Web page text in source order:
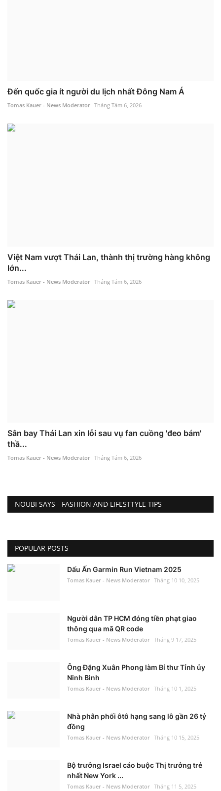
Đến quốc gia ít người du lịch nhất Đông Nam Á
Tomas Kauer - News Moderator Tháng Tám 6, 2026
Việt Nam vượt Thái Lan, thành thị trường hàng không
lớn...
Tomas Kauer - News Moderator Tháng Tám 6, 2026
Sân bay Thái Lan xin lỗi sau vụ fan cuồng 'đeo bám'
thầ...
Tomas Kauer - News Moderator Tháng Tám 6, 2026
NOUBI SAYS - FASHION AND LIFESTTYLE TIPS
POPULAR POSTS
Dấu Ấn Garmin Run Vietnam 2025
Tomas Kauer - News Moderator Tháng 10 10, 2025
Người dân TP HCM đóng tiền phạt giao
thông qua mã QR code
Tomas Kauer - News Moderator Tháng 9 17, 2025
Ông Đặng Xuân Phong làm Bí thư Tỉnh ủy
Ninh Bình
Tomas Kauer - News Moderator Tháng 10 1, 2025
Nhà phân phối ôtô hạng sang lỗ gần 26 tỷ
đồng
Tomas Kauer - News Moderator Tháng 10 15, 2025
Bộ trưởng Israel cáo buộc Thị trưởng trẻ
nhất New York ...
Tomas Kauer - News Moderator Tháng 11 5, 2025